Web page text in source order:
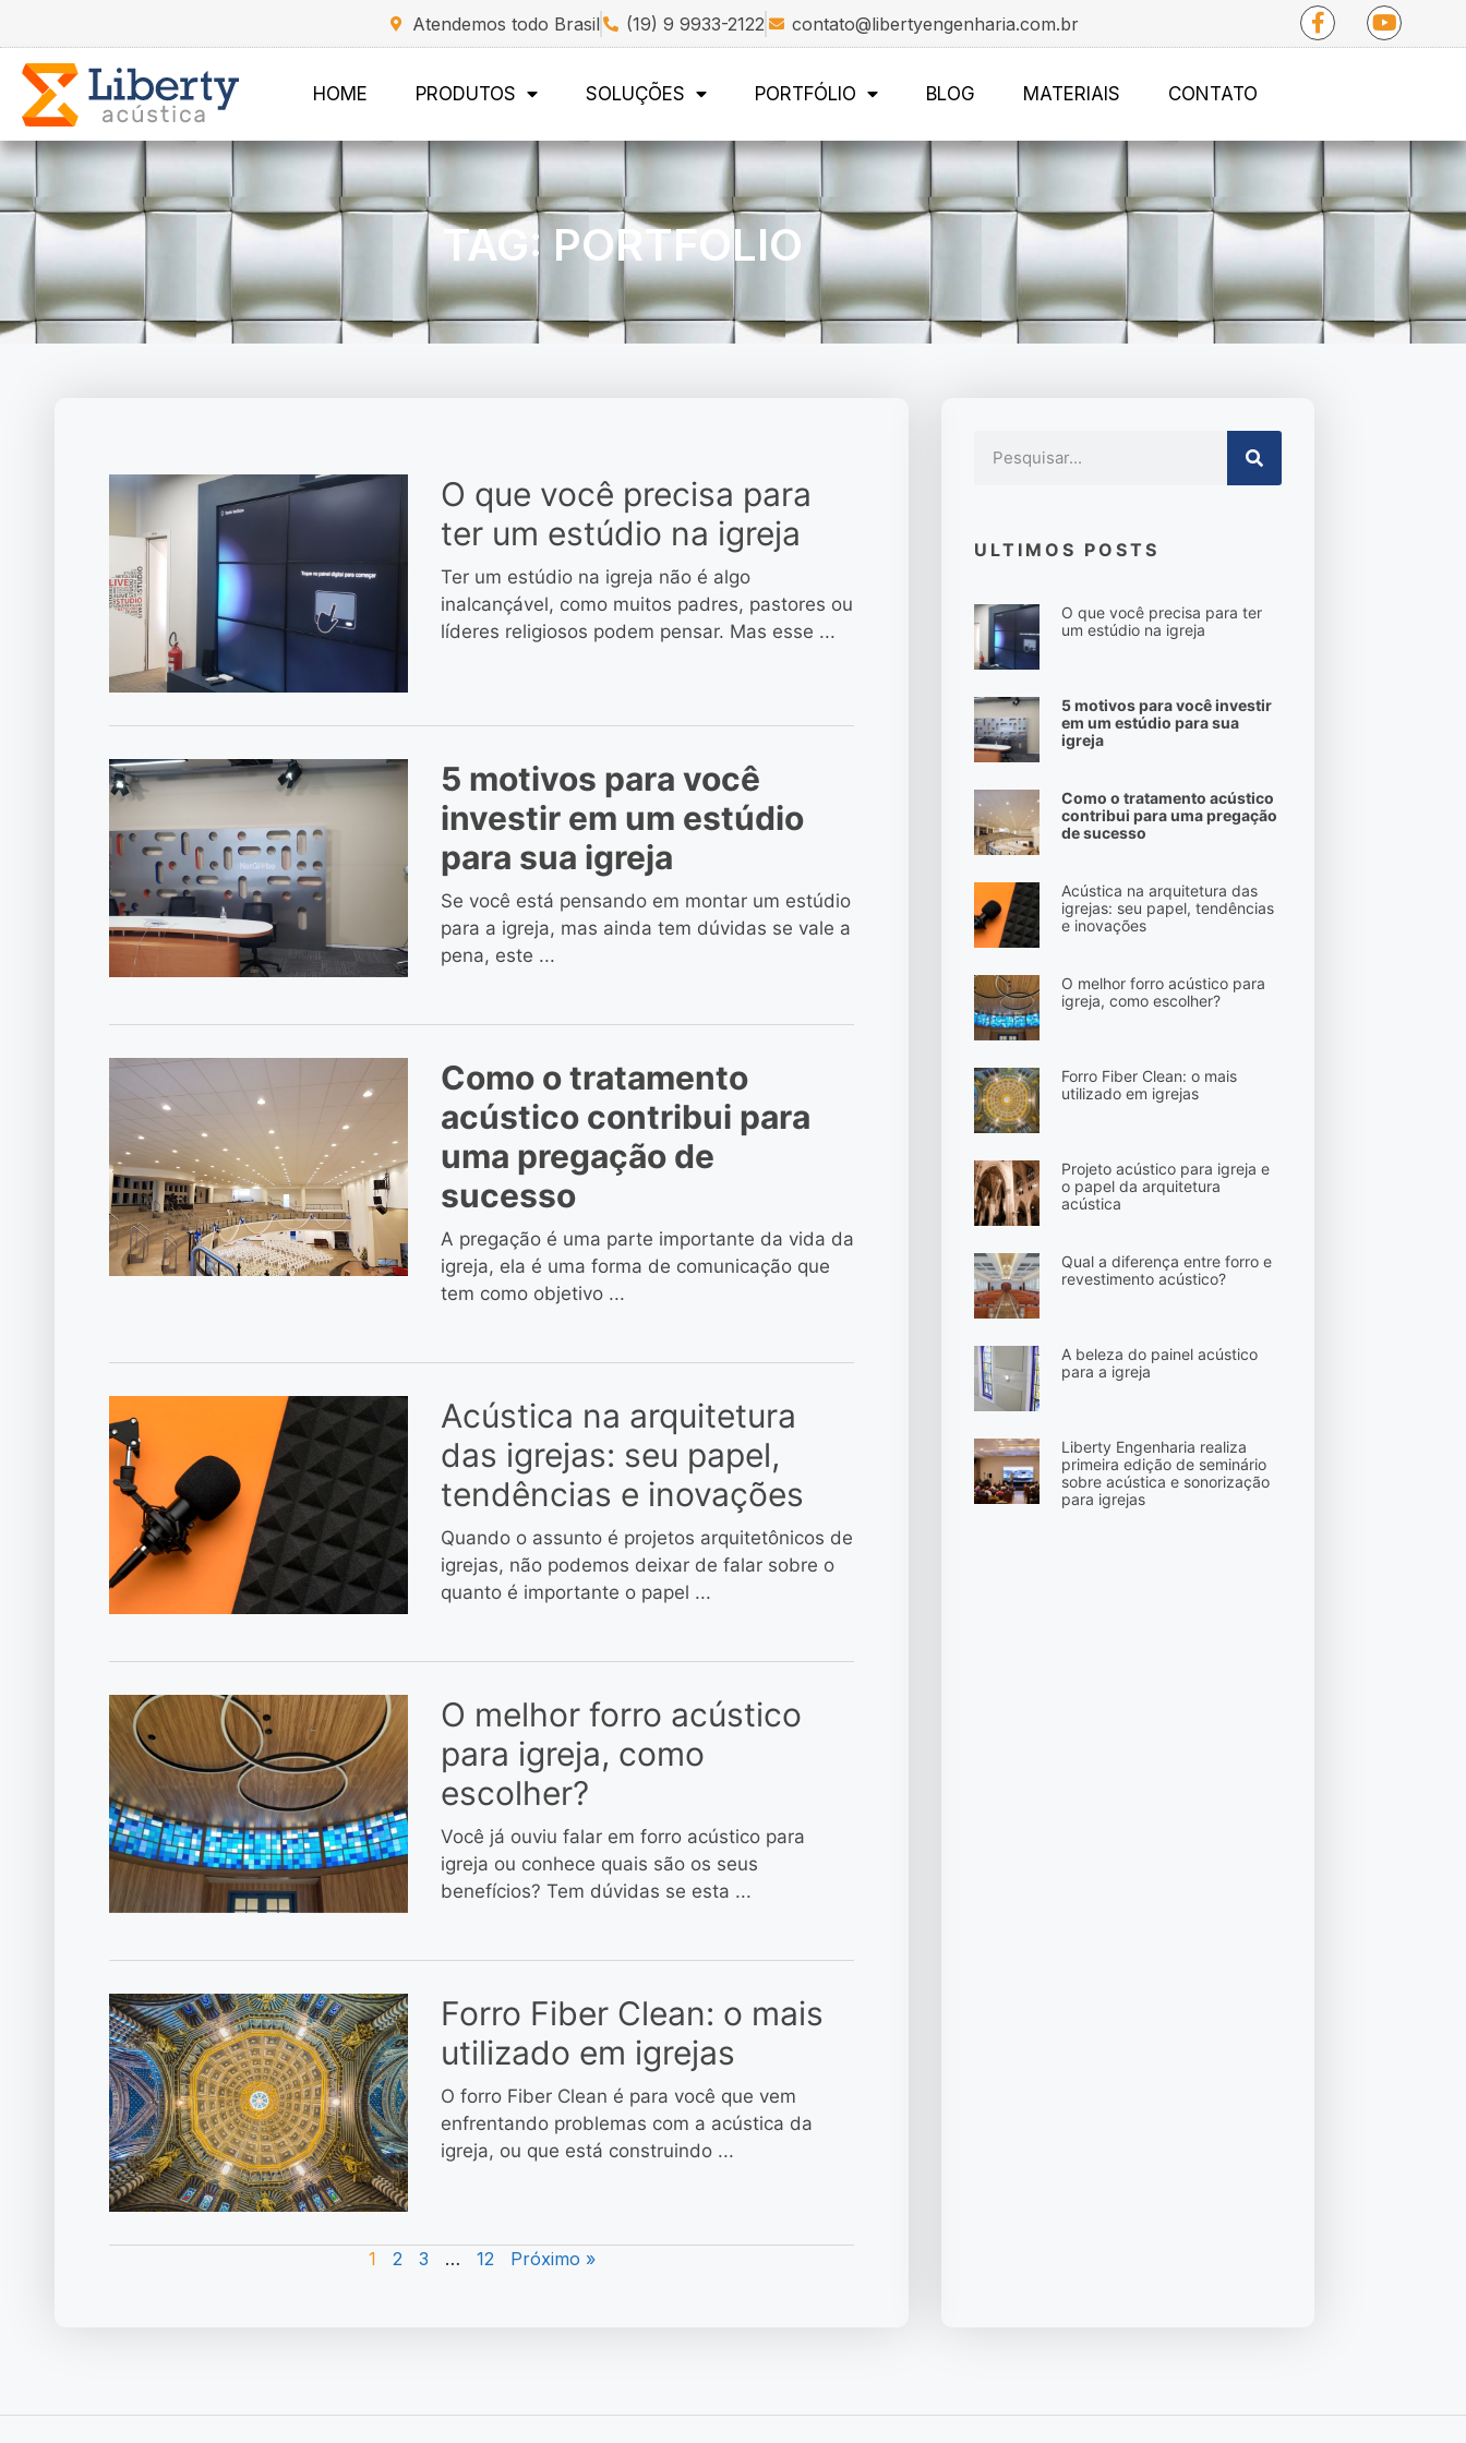
Atendemos todo Brasil (19) 9 9933-2122 contato@libertyengenharia.com.br
HOME PRODUTOS SOLUÇÕES PORTFÓLIO BLOG MATERIAIS CONTATO
TAG: PORTFOLIO
O que você precisa para
ter um estúdio na igreja
Ter um estúdio na igreja não é algo
inalcançável, como muitos padres, pastores ou
líderes religiosos podem pensar. Mas esse ...
5 motivos para você
investir em um estúdio
para sua igreja
Se você está pensando em montar um estúdio
para a igreja, mas ainda tem dúvidas se vale a
pena, este ...
Como o tratamento
acústico contribui para
uma pregação de
sucesso
A pregação é uma parte importante da vida da
igreja, ela é uma forma de comunicação que
tem como objetivo ...
Acústica na arquitetura
das igrejas: seu papel,
tendências e inovações
Quando o assunto é projetos arquitetônicos de
igrejas, não podemos deixar de falar sobre o
quanto é importante o papel ...
O melhor forro acústico
para igreja, como
escolher?
Você já ouviu falar em forro acústico para
igreja ou conhece quais são os seus
benefícios? Tem dúvidas se esta ...
Forro Fiber Clean: o mais
utilizado em igrejas
O forro Fiber Clean é para você que vem
enfrentando problemas com a acústica da
igreja, ou que está construindo ...
1 2 3 … 12 Próximo »
ULTIMOS POSTS
O que você precisa para ter
um estúdio na igreja
5 motivos para você investir
em um estúdio para sua
igreja
Como o tratamento acústico
contribui para uma pregação
de sucesso
Acústica na arquitetura das
igrejas: seu papel, tendências
e inovações
O melhor forro acústico para
igreja, como escolher?
Forro Fiber Clean: o mais
utilizado em igrejas
Projeto acústico para igreja e
o papel da arquitetura
acústica
Qual a diferença entre forro e
revestimento acústico?
A beleza do painel acústico
para a igreja
Liberty Engenharia realiza
primeira edição de seminário
sobre acústica e sonorização
para igrejas